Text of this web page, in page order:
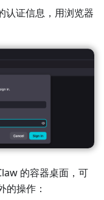
证信息，用浏览器
的容器桌面，可
的操作：